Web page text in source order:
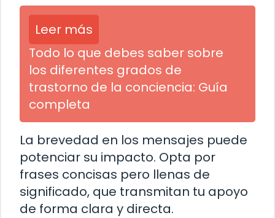
Leer más
Todo lo que debes saber sobre
los diferentes grados de
trastorno de la conciencia: Guía
completa
La brevedad en los mensajes puede
potenciar su impacto. Opta por
frases concisas pero llenas de
significado, que transmitan tu apoyo
de forma clara y directa.